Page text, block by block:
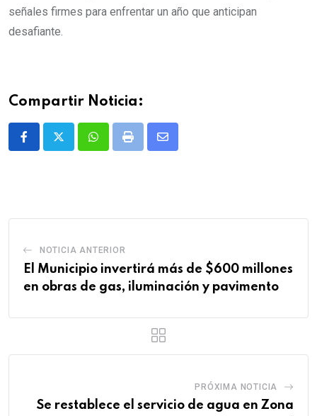
señales firmes para enfrentar un año que anticipan
desafiante.
Compartir Noticia:
WhatsappPrint
Share
NOTICIA ANTERIOR
El Municipio invertirá más de $600 millones
en obras de gas, iluminación y pavimento
PRÓXIMA NOTICIA
Se restablece el servicio de agua en Zona